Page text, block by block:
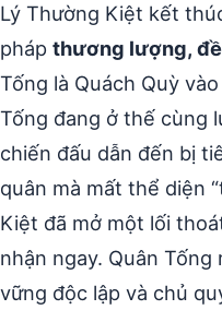
Lý Thường Kiệt kết
pháp thương lượng, đề
Tống là Quách Quỳ
Tống đang ở thế cùng
chiến đấu dẫn đến bị
quân mà mất thể diện
Kiệt đã mở một lối
nhận ngay. Quân
vững độc lập và chủ